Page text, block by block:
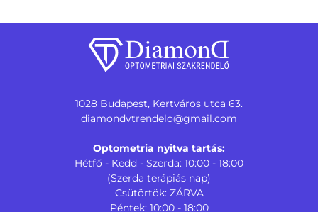
1028 Budapest, Kertváros utca 63.
diamondvtrendelo@gmail.com
Optometria nyitva tartás:
Hétfő - Kedd - Szerda: 10:00 - 18:00
(Szerda terápiás nap)
Csütörtök: ZÁRVA
Péntek: 10:00 - 18:00